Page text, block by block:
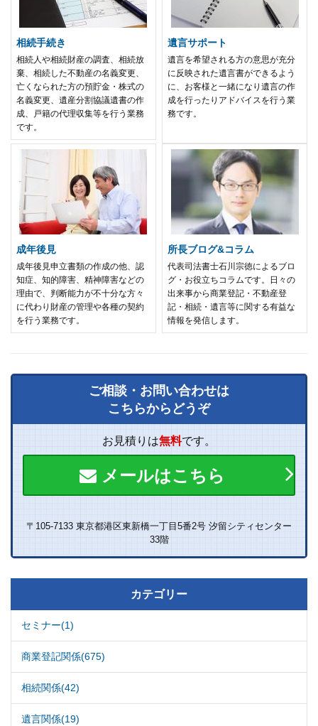
相続手続き
相続人や相続財産の調査、相続放
棄、相続した不動産の名義変更、
亡くなられた方の預貯金・株式の
名義変更、遺産分割協議遺書の作
成、戸籍の代理収集等を行う業務
です。
遺言サポート
遺言を希望される方の意思が充分
に反映された遺言書ができるよう
に、お客様と一緒になり遺言の作
成を行ったりアドバイスを行う業
務です。
成年後見
成年後見申立書類の作成の他、認
知症、知的障害、精神障害などの
理由で、判断能力が不十分な方々
に代わり財産の管理や各種の契約
を行う業務です。
所長ブログ&コラム
代表司法書士石川宗徳によるブロ
グ・お役立ちコラムです。日々の
出来事から商業登記・不動産登
記・相続・遺言等に関する有益な
情報を発信します。
ご相談・お問い合わせは
こちらからどうぞ
お見積りは無料です。
メールはこちら
〒105-7133 東京都港区東新橋一丁目5番2号 汐留シティセンター
33階
カテゴリー
セミナー(1)
商業登記関係(675)
相続関係(42)
遺言関係(19)